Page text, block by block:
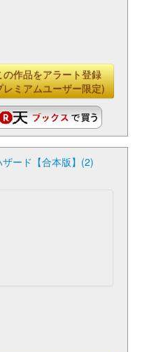
の作品をアラート登録
レミアムユーザー限定)
ード【合本版】(2)